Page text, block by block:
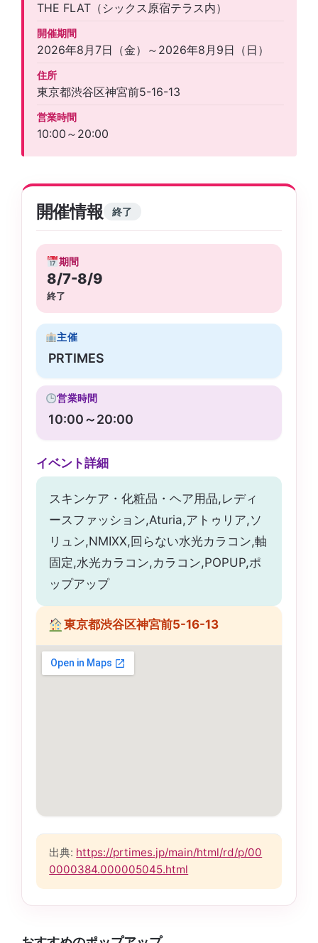
THE FLAT（シックス原宿テラス内）
開催期間
2026年8月7日（金）～2026年8月9日（日）
住所
東京都渋谷区神宮前5-16-13
営業時間
10:00～20:00
開催情報 終了
期間
8/7-8/9
終了
主催
PRTIMES
営業時間
10:00～20:00
イベント詳細
スキンケア・化粧品・ヘア用品,レディ
ースファッション,Aturia,アトゥリア,ソ
リュン,NMIXX,回らない水光カラコン,軸
固定,水光カラコン,カラコン,POPUP,ポ
ップアップ
東京都渋谷区神宮前5-16-13
出典: https://prtimes.jp/main/html/rd/p/00
0000384.000005045.html